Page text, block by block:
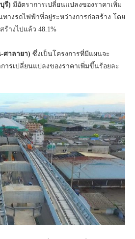
รี) มีอัตราการเปลี่ยนแปลงของราคาเพิ่ม
างรถไฟฟ้าที่อยู่ระหว่างการก่อสร้าง โดย
างไปแล้ว 48.1%
ศาลายา) ซึ่งเป็นโครงการที่มีแผนจะ
ารเปลี่ยนแปลงของราคาเพิ่มขึ้นร้อยละ